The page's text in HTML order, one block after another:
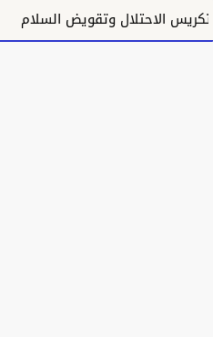
الاحتلال وتقويض السلام